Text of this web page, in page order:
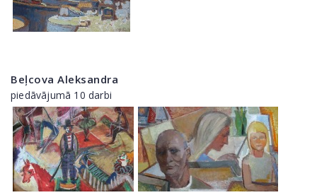
Beļcova Aleksandra
piedāvājumā 10 darbi